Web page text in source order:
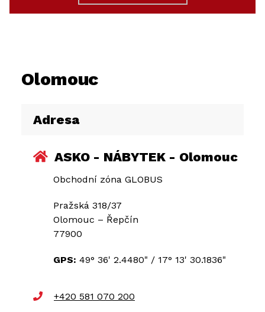
Olomouc
Adresa
ASKO - NÁBYTEK - Olomouc
Obchodní zóna GLOBUS
Pražská 318/37
Olomouc – Řepčín
77900
GPS: 49° 36' 2.4480" / 17° 13' 30.1836"
+420 581 070 200